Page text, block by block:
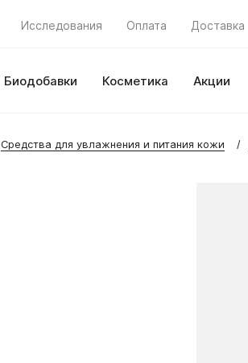
Исследования Оплата Доставка
Биодобавки Косметика Акции
Средства для увлажнения и питания кожи